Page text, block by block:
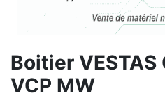
Boitier VESTAS
VCP MW